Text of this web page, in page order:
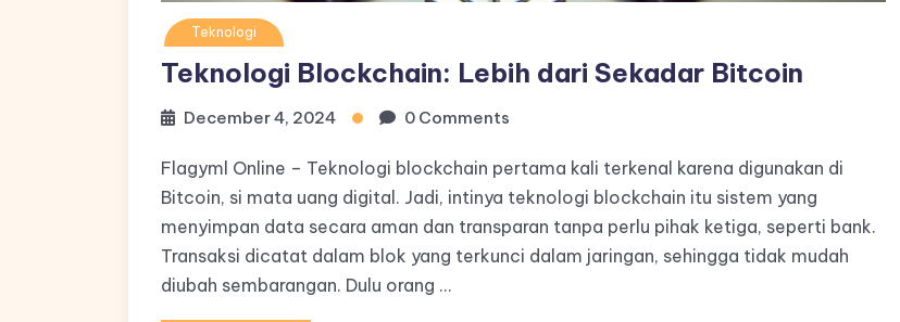
Teknologi
Teknologi Blockchain: Lebih dari Sekadar Bitcoin
December 4, 2024 0 Comments
Flagyml Online – Teknologi blockchain pertama kali terkenal karena digunakan di
Bitcoin, si mata uang digital. Jadi, intinya teknologi blockchain itu sistem yang
menyimpan data secara aman dan transparan tanpa perlu pihak ketiga, seperti bank.
Transaksi dicatat dalam blok yang terkunci dalam jaringan, sehingga tidak mudah
diubah sembarangan. Dulu orang …